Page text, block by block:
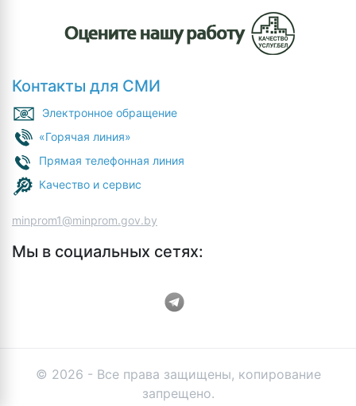
Контакты для СМИ
Электронное обращение
«Горячая линия»
Прямая телефонная линия
Качество и сервис
minprom1@minprom.gov.by
Мы в социальных сетях:
© 2026 - Все права защищены, копирование
запрещено.